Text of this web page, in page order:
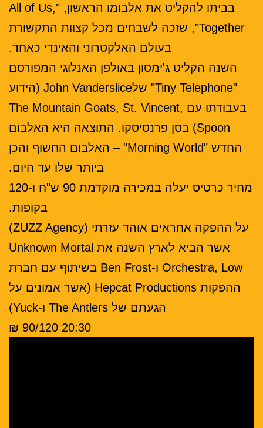
בביתו להקליט את אלבומו הראשון, "All of Us,
Together", שזכה לשבחים מכל קצוות התקשורת
בעולם האלקטרוני והאינדי כאחד.
השנה הקליט ג'ימסון באולפן האנלוגי המפורסם
"Tiny Telephone" שלJohn Vanderslice (הידוע
בעבודתו עם The Mountain Goats, St. Vincent,
Spoon) בסן פרנסיסקו. התוצאה היא האלבום
החדש "Morning World" – האלבום החשוף והכן
ביותר שלו עד היום.
מחיר כרטיס יעלה במכירה מוקדמת 90 ש"ח ו-120
בקופות.
על ההפקה אחראים אוהד עזרתי (ZUZZ Agency)
אשר הביא לארץ השנה את Unknown Mortal
Orchestra, Low ו-Ben Frost בשיתוף עם חברת
ההפקות Hepcat Productions (אשר אמונים על
הגעתם של The Antlers ו-Yuck)
20:30 90/120 ₪